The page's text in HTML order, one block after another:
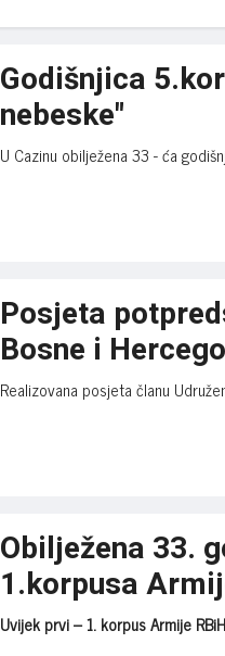
Godišnjica
nebeske"
U Cazinu obilježena 33 - ća
Posjeta
Bosne i
Realizovana posjeta članu
Obilježena 33.
1.korpusa
Uvijek prvi – 1. korpus Armije RBiH